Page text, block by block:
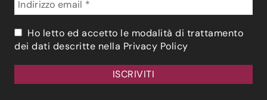
Ho letto ed accetto le modalità di trattamento
dei dati descritte nella Privacy Policy